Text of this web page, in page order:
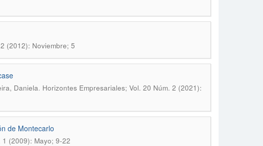
(2012): Noviembre; 5
Daniela. Horizontes Empresariales; Vol. 20 Núm. 2 (2021):
de Montecarlo
1 (2009): Mayo; 9-22